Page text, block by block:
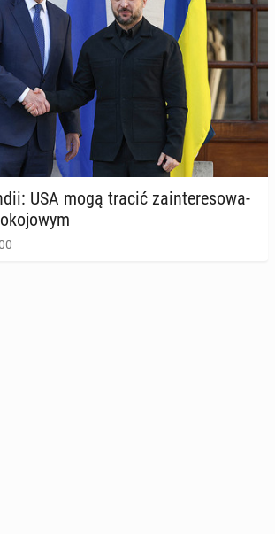
USA mogą tracić za­in­te­re­so­wa­